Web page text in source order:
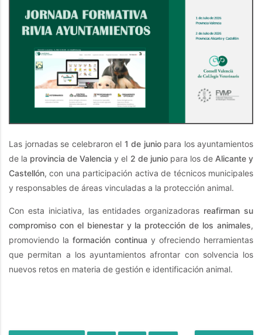
Las jornadas se celebraron el 1 de juniopara los ayuntamientos
de la provincia de Valencia y el 2 de juniopara los de Alicante y
Castellón, con una participación activa de técnicos municipales
y responsables de áreas vinculadas a la protección animal.
Con esta iniciativa, las entidades organizadoras reafirman su
compromiso con el bienestar y la protección de los animales,
promoviendo laformación continua y ofreciendo herramientas
que permitan a los ayuntamientos afrontar con solvencia los
nuevos retos en materia de gestión e identificación animal.